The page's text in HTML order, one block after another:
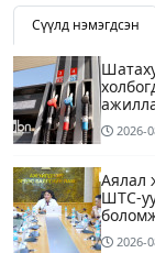
Сүүлд нэмэгдсэн
2026-
Аялал
ШТС-
2026-